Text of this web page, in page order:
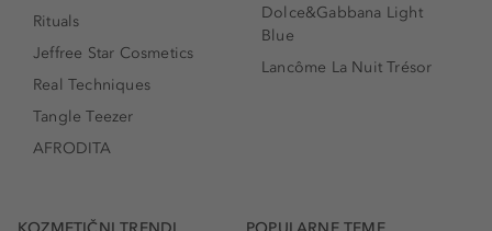
Rituals
Jeffree Star Cosmetics
Real Techniques
Tangle Teezer
AFRODITA
Dolce&Gabbana Light
Blue
Lancôme La Nuit Trésor